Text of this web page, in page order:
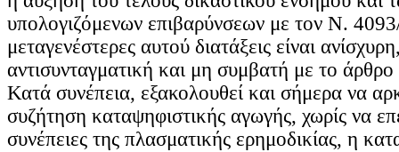
υπολογιζόμενων επιβαρύνσεων με τον Ν.
μεταγενέστερες αυτού διατάξεις είναι
αντισυνταγματική και μη συμβατή με το
Κατά συνέπεια, εξακολουθεί και σήμερα να
συζήτηση καταψηφιστικής αγωγής, χωρίς να
συνέπειες της πλασματικής ερημοδικίας, η